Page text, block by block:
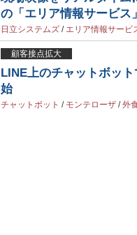
の「エリア情報サービス」
日立システムズ / エリア情報サービ
顧客接点拡大
LINE上のチャットボッ
始
チャットボット / モンテローザ /外